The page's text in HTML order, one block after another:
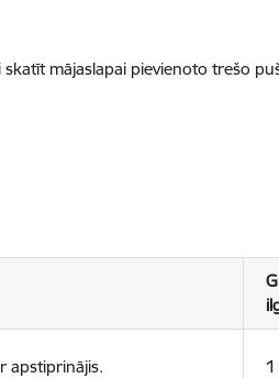
mājaslapai pievienoto trešo
apstiprinājis. 1